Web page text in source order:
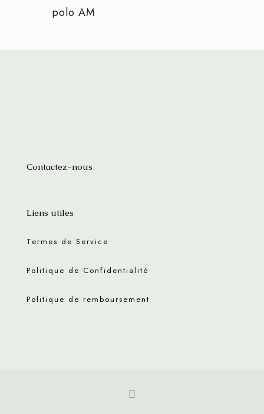
polo AM
Contactez-nous
Liens utiles
Termes de Service
Politique de Confidentialité
Politique de remboursement